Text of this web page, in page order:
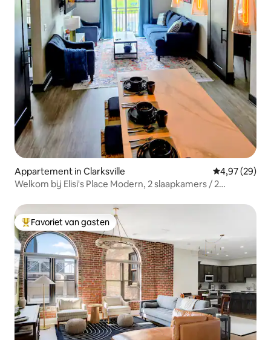
Appartement in Clarksville Gemiddelde
4,97 (29)
Welkom bij Elisi's Place Modern, 2 slaapkamers / 2
Topfavoriet van gasten
Favoriet van gasten